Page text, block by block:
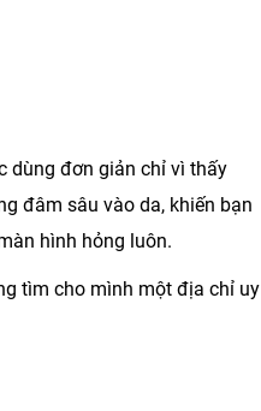
dùng đơn giản chỉ vì thấy
đâm sâu vào da, khiến bạn
hình hỏng luôn.
tìm cho mình một địa chỉ uy